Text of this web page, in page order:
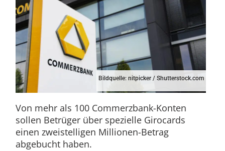
Bildquelle: nitpicker / Shutterstock.com
Von mehr als 100 Commerzbank-Konten
sollen Betrüger über spezielle Girocards
einen zweistelligen Millionen-Betrag
abgebucht haben.